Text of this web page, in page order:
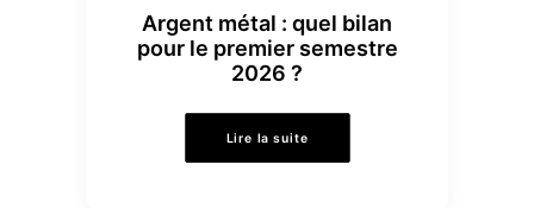
Argent métal : quel bilan
pour le premier semestre
2026 ?
Lire la suite